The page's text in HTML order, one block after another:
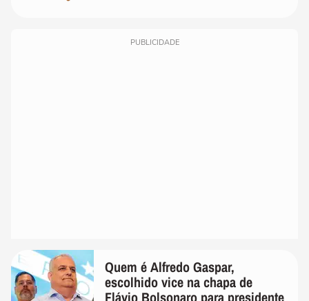
PUBLICIDADE
Quem é Alfredo Gaspar,
escolhido vice na chapa de
Flávio Bolsonaro para presidente